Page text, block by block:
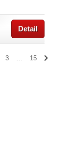
Detail
3 … 15